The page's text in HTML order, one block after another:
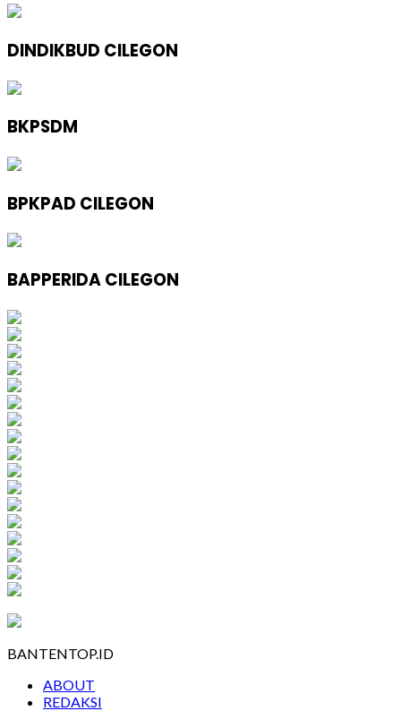
DINDIKBUD CILEGON
BKPSDM
BPKPAD CILEGON
BAPPERIDA CILEGON
BANTENTOP.ID
ABOUT
REDAKSI